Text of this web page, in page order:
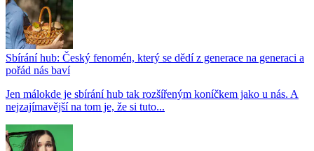
Sbírání hub: Český fenomén, který se dědí z generace na generaci a
pořád nás baví
Jen málokde je sbírání hub tak rozšířeným koníčkem jako u nás. A
nejzajímavější na tom je, že si tuto...